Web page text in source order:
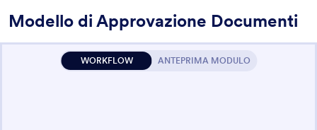
Modello di Approvazione Documenti
WORKFLOW ANTEPRIMA MODULO